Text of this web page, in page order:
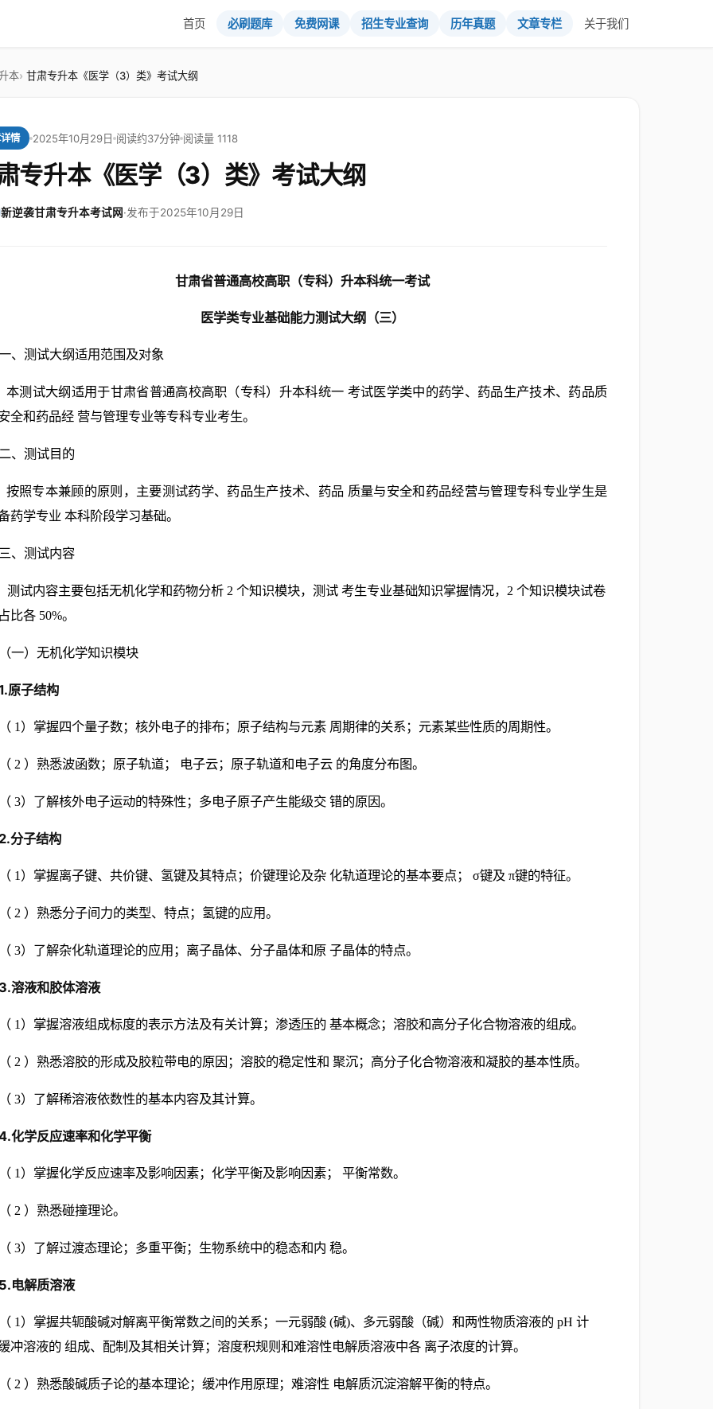
首页 必刷题库 免费网课 招生专业查询 历年真题 文章专栏 关于我们
本 甘肃专升本《医学（3）类》考试大纲
情 2025年10月29日 阅读约37分钟 阅读量 1118
专升本《医学（3）类》考试大纲
新逆袭甘肃专升本考试网·发布于2025年10月29日
甘肃省普通高校高职（专科）升本科统一考试
医学类专业基础能力测试大纲（三）
、测试大纲适用范围及对象
本测试大纲适用于甘肃省普通高校高职（专科）升本科统一 考试医学类中的药学、药品生产技术、药品质
全和药品经 营与管理专业等专科专业考生。
、测试目的
按照专本兼顾的原则，主要测试药学、药品生产技术、药品 质量与安全和药品经营与管理专科专业学生是
药学专业 本科阶段学习基础。
、测试内容
测试内容主要包括无机化学和药物分析 2 个知识模块，测试 考生专业基础知识掌握情况，2 个知识模块试卷
比各 50%。
一）无机化学知识模块
原子结构
1）掌握四个量子数；核外电子的排布；原子结构与元素 周期律的关系；元素某些性质的周期性。
2 ）熟悉波函数；原子轨道； 电子云；原子轨道和电子云 的角度分布图。
3）了解核外电子运动的特殊性；多电子原子产生能级交 错的原因。
分子结构
1）掌握离子键、共价键、氢键及其特点；价键理论及杂 化轨道理论的基本要点； σ键及 π键的特征。
2 ）熟悉分子间力的类型、特点；氢键的应用。
3）了解杂化轨道理论的应用；离子晶体、分子晶体和原 子晶体的特点。
溶液和胶体溶液
1）掌握溶液组成标度的表示方法及有关计算；渗透压的 基本概念；溶胶和高分子化合物溶液的组成。
2 ）熟悉溶胶的形成及胶粒带电的原因；溶胶的稳定性和 聚沉；高分子化合物溶液和凝胶的基本性质。
3）了解稀溶液依数性的基本内容及其计算。
化学反应速率和化学平衡
1）掌握化学反应速率及影响因素；化学平衡及影响因素； 平衡常数。
2 ）熟悉碰撞理论。
3）了解过渡态理论；多重平衡；生物系统中的稳态和内 稳。
电解质溶液
1）掌握共轭酸碱对解离平衡常数之间的关系；一元弱酸 (碱)、多元弱酸（碱）和两性物质溶液的 pH 计
冲溶液的 组成、配制及其相关计算；溶度积规则和难溶性电解质溶液中各 离子浓度的计算。
2 ）熟悉酸碱质子论的基本理论；缓冲作用原理；难溶性 电解质沉淀溶解平衡的特点。